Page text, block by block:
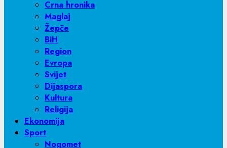
Crna hronika
Maglaj
Žepče
BiH
Region
Evropa
Svijet
Dijaspora
Kultura
Religija
Ekonomija
Sport
Nogomet